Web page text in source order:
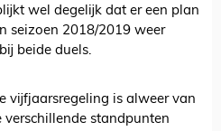
wel degelijk dat er een plan
seizoen 2018/2019 weer
beide duels.
vijfjaarsregeling is alweer van
verschillende standpunten